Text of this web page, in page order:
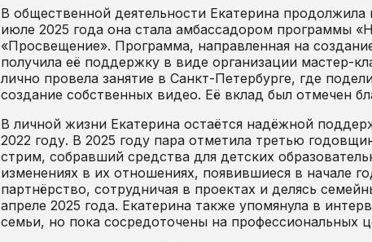
В общественной деятельности Екатерина
июле 2025 года она стала амбассадором программы
«Просвещение». Программа, направленная на
получила её поддержку в виде организации мастер-
лично провела занятие в Санкт-Петербурге, где
создание собственных видео. Её вклад был отмечен
В личной жизни Екатерина остаётся надёжной
2022 году. В 2025 году пара отметила третью
стрим, собравший средства для детских
изменениях в их отношениях, появившиеся в начале
партнёрство, сотрудничая в проектах и делясь
апреле 2025 года. Екатерина также упомянула в
семьи, но пока сосредоточены на профессиональных